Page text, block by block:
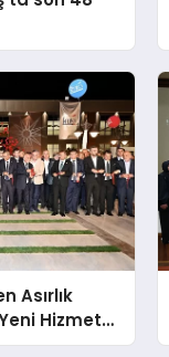
Asırlık
Hizmet
Törenle